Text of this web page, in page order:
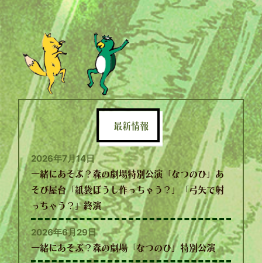
最新情報
2026年7月14日
一緒にあそぶ？森の劇場特別公演「なつのひ」あ
そび屋台「紙袋ぼうし作っちゃう？」「弓矢で射
っちゃう？」終演
2026年6月29日
一緒にあそぶ？森の劇場「なつのひ」特別公演